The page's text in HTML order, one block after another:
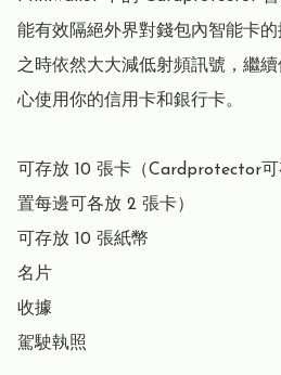
能有效隔絕外界對錢包內智能卡
之時依然大大減低射頻訊號，繼
心使用你的信用卡和銀行卡。
可存放 10 張卡（Cardprotector
置每邊可各放 2 張卡）
可存放 10 張紙幣
名片
收據
駕駛執照